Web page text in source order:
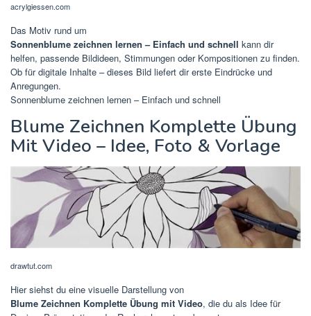
acrylgiessen.com
Das Motiv rund um
Sonnenblume zeichnen lernen – Einfach und schnell kann dir
helfen, passende Bildideen, Stimmungen oder Kompositionen zu finden.
Ob für digitale Inhalte – dieses Bild liefert dir erste Eindrücke und
Anregungen.
Sonnenblume zeichnen lernen – Einfach und schnell
Blume Zeichnen Komplette Übung
Mit Video – Idee, Foto & Vorlage
drawtut.com
Hier siehst du eine visuelle Darstellung von
Blume Zeichnen Komplette Übung mit Video, die du als Idee für